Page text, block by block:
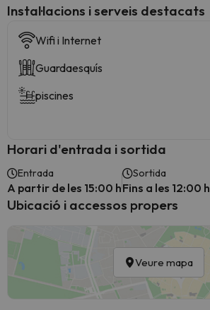
Instal·lacions i serveis destacats
Wifi i Internet
Guardaesquís
piscines
Horari d'entrada i sortida
Entrada
A partir de les 15:00 h
Sortida
Fins a les 12:00 h
Ubicació i accessos propers
Veure mapa